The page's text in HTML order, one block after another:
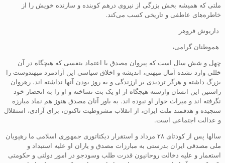
ملتی که همیشه بخش بزرگی از نیروی درهم کوبنده‌ و سازنده‌ خویش را از
خاطره‌های عاطفی و تاریخی کسب می‌کند.
داریوش فروهر
هموطنان گرامی،
چهل و شش سال است که پیروان مصدق با اعتماد بنفسی که هیچگاه در آن
خللی وارد نشده آمال میهنی، اندیشه و اخلاق سیاسی این آزادمرد میهندوست را
بزرگ داشته و هرگز تردیدی بر ارزندگی و به روز بودن آنها نداشته اند. رهروان
راستین این انسان وارسته هیچگاه از او یک بت نساخته و او را به انحصار خود
نگرفته اند و میراث خوار او نبوده اند. به باور آنان مصدق هنوز هم نماد مبارزه
سنجیده و هدفمند ملت ایران، از انقلاب مشروطیت تاکنون، برای آزادی، استقلال
و عدالت اجتماعی است.
سالها پس از کودتای ۲۸ مرداد و استقرار دیکتاتوری جمهوری اسلامی ما رهپویان
ملی مصدقی ایران بدرستی به مبارزات مصدق و یاران او علیه استبداد و
استعمار و علیه دخالت روحانیون قدرت طلب وسودجو در امور دولتی و حکومتی